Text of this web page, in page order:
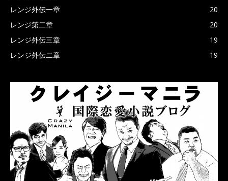
レンジ外伝一章
20
レンジ第二章
20
レンジ外伝三章
19
レンジ外伝二章
19